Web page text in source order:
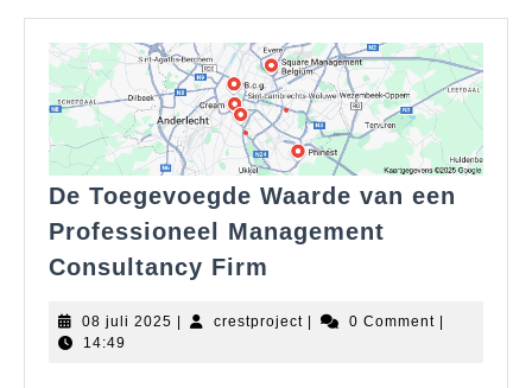
De Toegevoegde Waarde van een
Professioneel Management
Consultancy Firm
Waarde
08 juli 2025 08
crestprojectcrestproject0 Comment
14:49